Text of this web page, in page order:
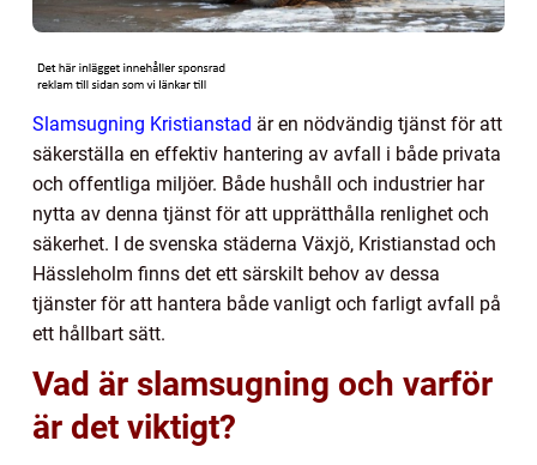
Slamsugning Kristianstad är en nödvändig tjänst för att
säkerställa en effektiv hantering av avfall i både privata
och offentliga miljöer. Både hushåll och industrier har
nytta av denna tjänst för att upprätthålla renlighet och
säkerhet. I de svenska städerna Växjö, Kristianstad och
Hässleholm finns det ett särskilt behov av dessa
tjänster för att hantera både vanligt och farligt avfall på
ett hållbart sätt.
Vad är slamsugning och varför
är det viktigt?